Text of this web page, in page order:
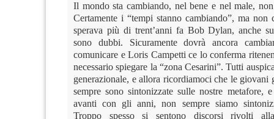
Il mondo sta cambiando, nel bene e nel male,
Certamente i “tempi stanno cambiando”, ma non
sperava più di trent’anni fa Bob Dylan, anche
sono dubbi. Sicuramente dovrà ancora
comunicare e Loris Campetti ce lo conferma
necessario spiegare la “zona Cesarini”. Tutti
generazionale, e allora ricordiamoci che le giovani
sempre sono sintonizzate sulle nostre metafore,
avanti con gli anni, non sempre siamo
Troppo spesso si sentono discorsi rivolti